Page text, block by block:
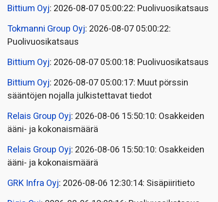
Bittium Oyj: 2026-08-07 05:00:22: Puolivuosikatsaus
Tokmanni Group Oyj: 2026-08-07 05:00:22:
Puolivuosikatsaus
Bittium Oyj: 2026-08-07 05:00:18: Puolivuosikatsaus
Bittium Oyj: 2026-08-07 05:00:17: Muut pörssin
sääntöjen nojalla julkistettavat tiedot
Relais Group Oyj: 2026-08-06 15:50:10: Osakkeiden
ääni- ja kokonaismäärä
Relais Group Oyj: 2026-08-06 15:50:10: Osakkeiden
ääni- ja kokonaismäärä
GRK Infra Oyj: 2026-08-06 12:30:14: Sisäpiiritieto